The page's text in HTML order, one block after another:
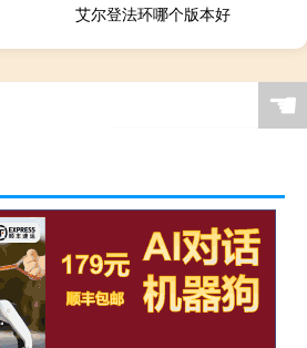
艾尔登法环哪个版本好
☚